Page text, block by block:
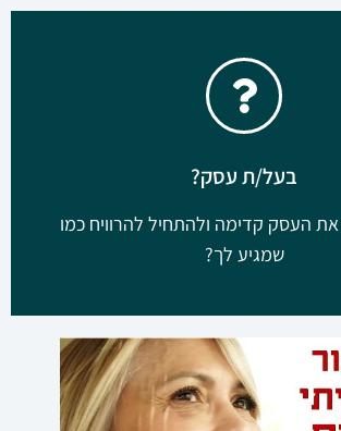
בעל/ת עסק?
העסק קדימה ולהתחיל להרוויח כמו
שמגיע לך?